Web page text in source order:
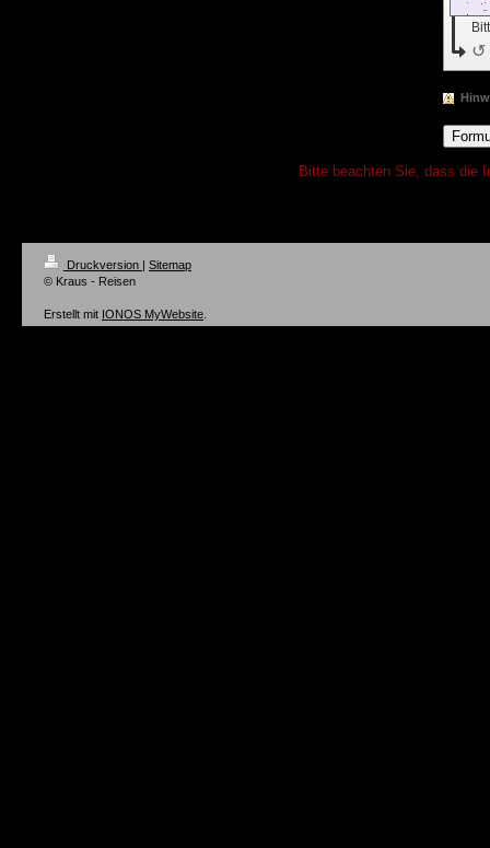
↺
Bitte beachten Sie, dass die
Druckversion | Sitemap
© Kraus - Reisen
Erstellt mit IONOS MyWebsite